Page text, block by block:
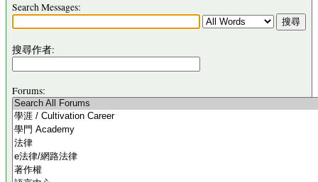
Search Messages:
搜尋作者:
Forums: